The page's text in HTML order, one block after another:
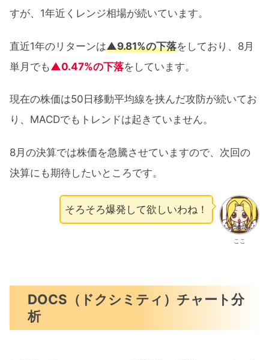
すが、1年近くレンジ相場が続いています。
直近1年のリターンは▲9.81%の下落をしており、8月
単月でも▲0.47%の下落をしています。
現在の株価は50日移動平均線を挟んだ攻防が続いてお
り、MACDでもトレンドは起きていません。
8月の決算では株価を急騰させていますので、次回の
決算にも期待したいところです。
ここ
そろそろ爆発して欲しいわね！
DOCS（ドクシミティ）チャート分
析